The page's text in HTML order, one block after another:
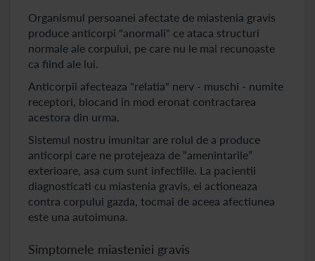
Organismul persoanei afectate de miastenia gravis
produce anticorpi "anormali" ce ataca structuri
normale ale corpului, pe care nu le mai recunoaste
ca fiind ale lui.
Anticorpii afecteaza "relatia" nerv - muschi - numite
receptori, blocand in mod eronat contractarea
acestora din urma.
Sistemul nostru imunitar are rolul de a produce
anticorpi care ne protejeaza de “amenintarile”
exterioare, asa cum sunt infectiile. La pacientii
diagnosticati cu miastenia gravis, ei actioneaza
contra corpului gazda, tocmai de aceea afectiunea
este una autoimuna.
Simptomele miasteniei gravis